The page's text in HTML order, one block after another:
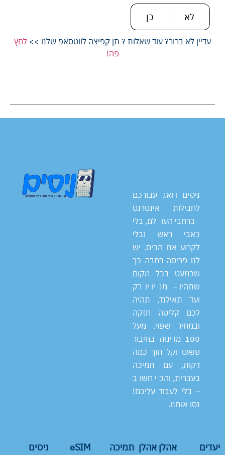
לא כן
עדיין לא ברור? עוד שאלות ? תן קפיצה לווטסאפ שלנו >> לחץ
פה!
ניסים דואג עבורכם
לחבילות אינטרנט
ברחבי העולם, בלי
כאבי ראש ובלי
לקרוע את הכיס. יש
לנו פריסה רחבה כך
שכמעט בכל מקום
שתהיו – מניו יורק
ועד תאילנד, תהיה
לכם קליטה חזקה
ובמחיר שפוי. מעל
100 מדינות בחיבור
פשוט וקל תוך כמה
דקות, עם תמיכה
בעברית, והכי חשוב
– בלי לעבוד עליכם!
נסו אותנו.
יעדים
אהלן אהלן תמיכה
eSIM
ניסים